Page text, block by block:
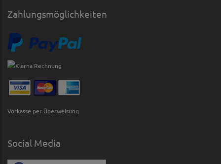
Zahlungsmöglichkeiten
Vorkasse per Überweisung
Social Media